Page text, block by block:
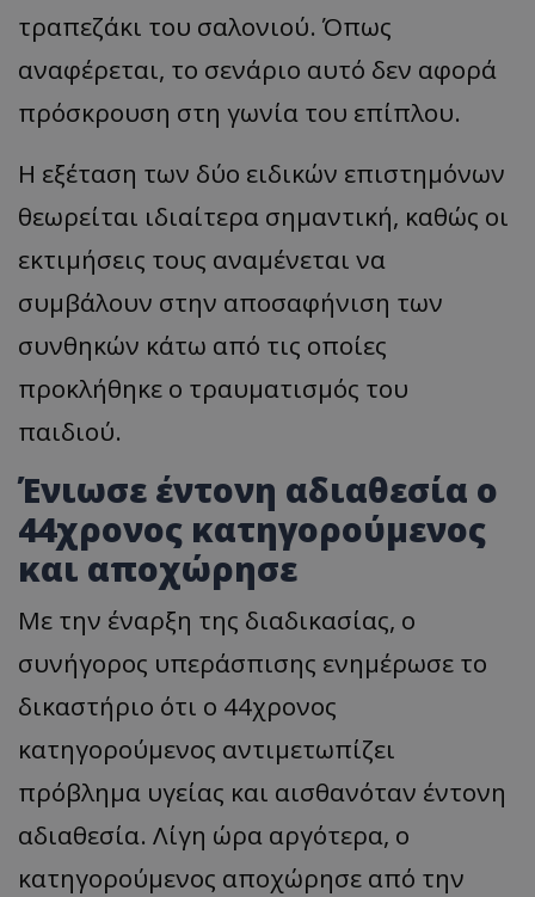
τραπεζάκι του σαλονιού. Όπως
αναφέρεται, το σενάριο αυτό δεν αφορά
πρόσκρουση στη γωνία του επίπλου.
Η εξέταση των δύο ειδικών επιστημόνων
θεωρείται ιδιαίτερα σημαντική, καθώς οι
εκτιμήσεις τους αναμένεται να
συμβάλουν στην αποσαφήνιση των
συνθηκών κάτω από τις οποίες
προκλήθηκε ο τραυματισμός του
παιδιού.
Ένιωσε έντονη αδιαθεσία ο
44χρονος κατηγορούμενος
και αποχώρησε
Με την έναρξη της διαδικασίας, ο
συνήγορος υπεράσπισης ενημέρωσε το
δικαστήριο ότι ο 44χρονος
κατηγορούμενος αντιμετωπίζει
πρόβλημα υγείας και αισθανόταν έντονη
αδιαθεσία. Λίγη ώρα αργότερα, ο
κατηγορούμενος αποχώρησε από την